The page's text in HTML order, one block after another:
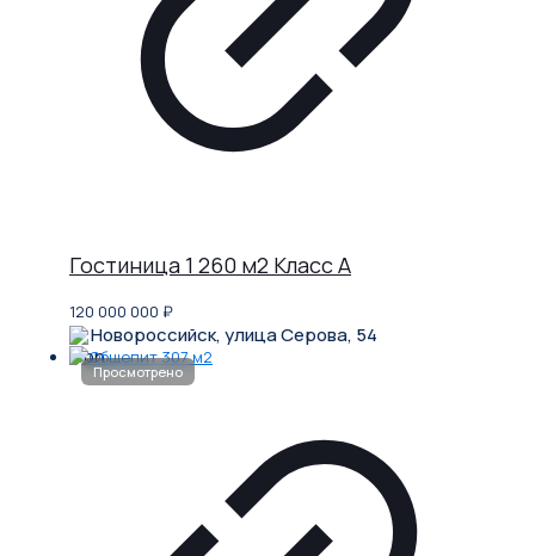
Гостиница 1 260 м2 Класс A
120 000 000 ₽
Новороссийск, улица Серова, 54